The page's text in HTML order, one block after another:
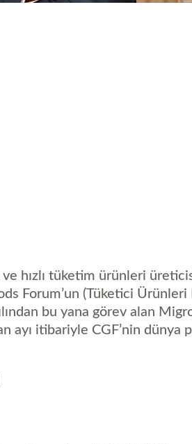
hızlı tüketim ürünleri
Forum’un (Tüketici Ürünleri
bu yana görev alan
ayı itibariyle CGF’nin dünya